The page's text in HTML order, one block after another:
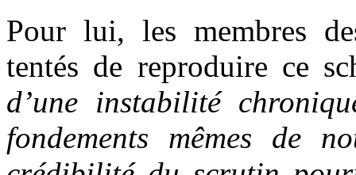
Pour lui, les membres
tentés de reproduire ce
d’une instabilité
fondements mêmes de